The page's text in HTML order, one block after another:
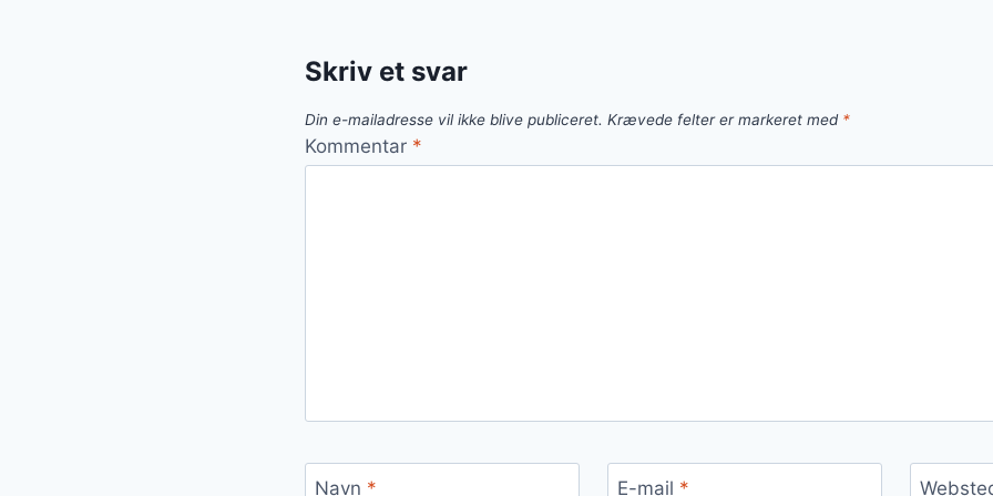
Skriv et svar
Din e-mailadresse vil ikke blive publiceret. Krævede felter er markeret med *
Kommentar *
Navn * E-mail *